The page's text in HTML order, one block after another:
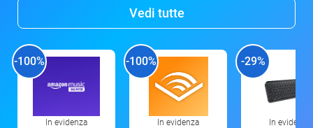
Vedi tutte
-100%
In evidenza
-100%
In evidenza
-29%
In evidenza